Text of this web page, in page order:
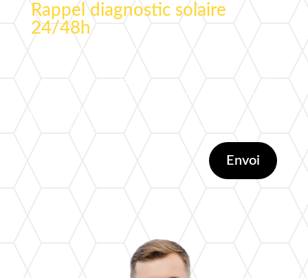
Rappel diagnostic solaire
24/48h
Envoi